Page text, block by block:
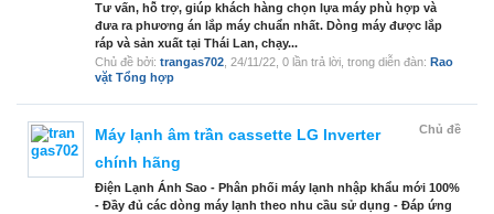
Tư vấn, hỗ trợ, giúp khách hàng chọn lựa máy phù hợp và
đưa ra phương án lắp máy chuẩn nhất. Dòng máy được lắp
ráp và sản xuất tại Thái Lan, chạy...
Chủ đề bởi: trangas702 24/11/22 , 0 lần trả lời, trong diễn đàn: Rao
vặt Tổng hợp
Chủ đề
Máy lạnh âm trần cassette LG Inverter
chính hãng
Điện Lạnh Ánh Sao - Phân phối máy lạnh nhập khẩu mới 100%
- Đầy đủ các dòng máy lạnh theo nhu cầu sử dụng - Đáp ứng